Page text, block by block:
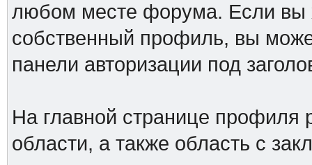
любом месте форума. Если вы
собственный профиль, вы
панели авторизации под
На главной странице профиля
области, а также область с